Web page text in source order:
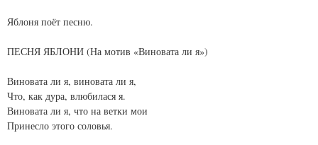
Яблоня поёт песню.
ПЕСНЯ ЯБЛОНИ (На мотив «Виновата ли я»)
Виновата ли я, виновата ли я,
Что, как дура, влюбилася я.
Виновата ли я, что на ветки мои
Принесло этого соловья.